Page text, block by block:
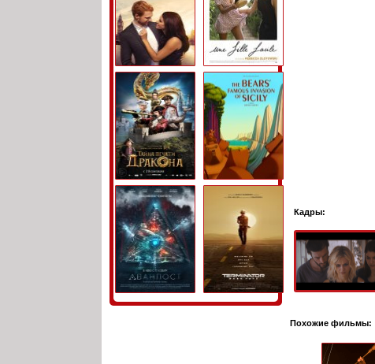
Кадры:
Похожие фильмы: